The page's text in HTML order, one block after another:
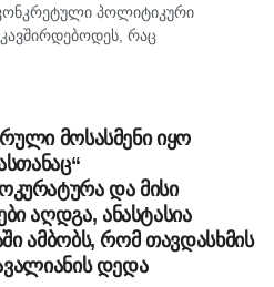
პოლიტიკური
რაც
საზოგადოებისთვის.
ოკუპირებულ რეგიონებს უნდა
მოსასმენი იყო
და მისი
აღდგა, ანასტასია
ამბობს, რომ თავდასხმის
დედა